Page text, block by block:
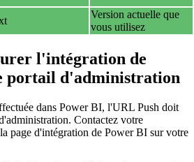
Version actuelle que
vous utilisez
l'intégration de
portail d'administration
dans Power BI, l'URL Push doit
Contactez votre
page d'intégration de Power BI sur votre